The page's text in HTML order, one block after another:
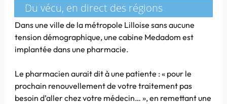
Du vécu, en direct des régions
Dans une ville de la métropole Lilloise sans aucune
tension démographique, une cabine Medadom est
implantée dans une pharmacie.
Le pharmacien aurait dit à une patiente : « pour le
prochain renouvellement de votre traitement pas
besoin d’aller chez votre médecin… », en remettant une